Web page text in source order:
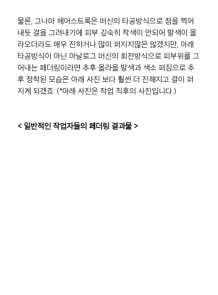
물론, 그나마 헤어스트록은 머신의 타공방식으로 점을 찍어
내듯 결을 그려내기에 피부 깊숙히 착색이 안되어 발색이 올
라오더라도 매우 진하거나 많이 퍼지지많은 않겠지만, 아래
타공방식이 아닌 아날로그 머신의 회전방식으로 피부위를 그
어내는 페더링이라면 추후 올라올 발색과 색소 퍼짐으로 추
후 정착된 모습은 아래 사진 보다 훨씬 더 진해지고 결이 퍼
지게 되겠죠. (*아래 사진은 작업 직후의 사진입니다.)
< 일반적인 작업자들의 페더링 결과물 >